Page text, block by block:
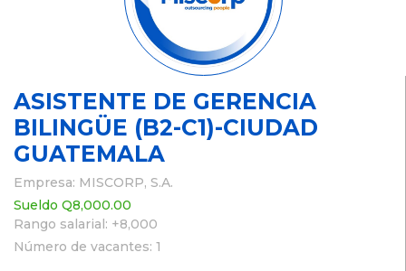
ASISTENTE DE GERENCIA
BILINGÜE (B2-C1)-CIUDAD
GUATEMALA
Empresa: MISCORP, S.A.
Sueldo Q8,000.00
Rango salarial: +8,000
Número de vacantes: 1